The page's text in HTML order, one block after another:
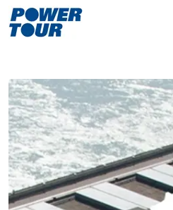
ZUM INHALT SPRINGEN
verbund.com